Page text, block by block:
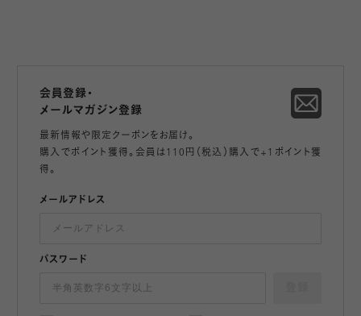
会員登録・
メールマガジン登録
最新情報や限定クーポンをお届け。
購入でポイント獲得。会員は110円（税込）購入で+1ポイント獲
得。
メールアドレス
パスワード